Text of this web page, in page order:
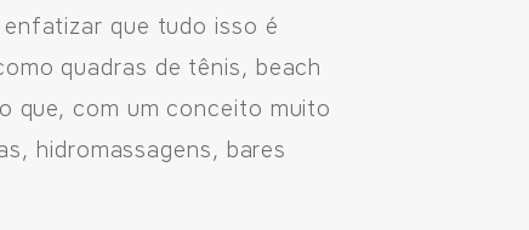
que tudo isso é
quadras de tênis, beach
que, com um conceito muito
hidromassagens, bares